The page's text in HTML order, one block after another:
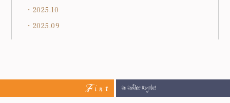
2025.10
2025.09